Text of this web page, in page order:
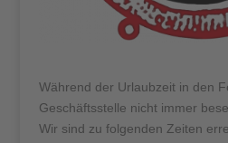
Während der Urlaubzeit in den
Geschäftsstelle nicht immer
Wir sind zu folgenden Zeiten